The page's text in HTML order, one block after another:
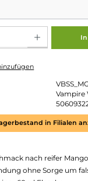
Zahlungseingang bis
gewünschten Wert ein
hinzufügen
Lagerbestand in